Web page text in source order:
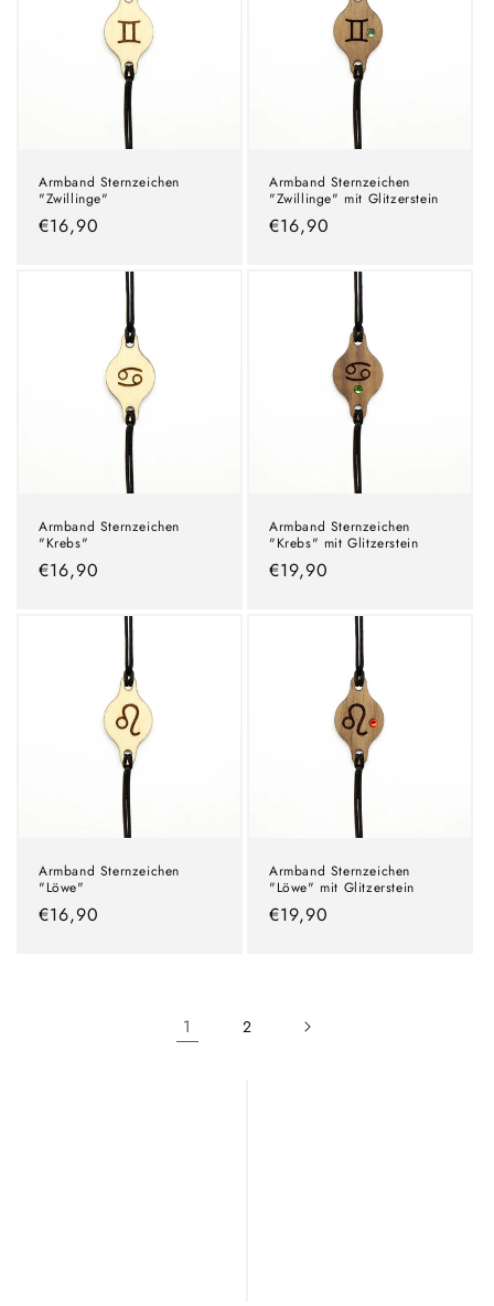
Armband Sternzeichen
"Zwillinge"
Normaler
€16,90
Armband Sternzeichen
"Zwillinge" mit Glitzerstein
Normaler
€16,90
Armband Sternzeichen
"Krebs"
Normaler
€16,90
Armband Sternzeichen
"Krebs" mit Glitzerstein
Normaler
€19,90
Armband Sternzeichen
"Löwe"
Normaler
€16,90
Armband Sternzeichen
"Löwe" mit Glitzerstein
Normaler
€19,90
1 2